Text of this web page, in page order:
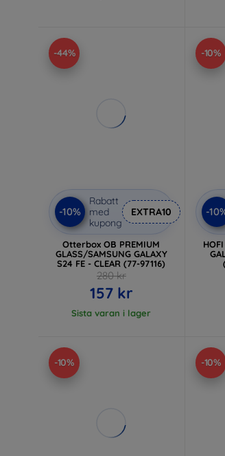
-44%
-10%
Rabatt
med
kupong
EXTRA10
Otterbox OB PREMIUM
GLASS/SAMSUNG GALAXY
S24 FE - CLEAR (77-97116)
280 kr
157 kr
Sista varan i lager
-10%
-
-10% -10%